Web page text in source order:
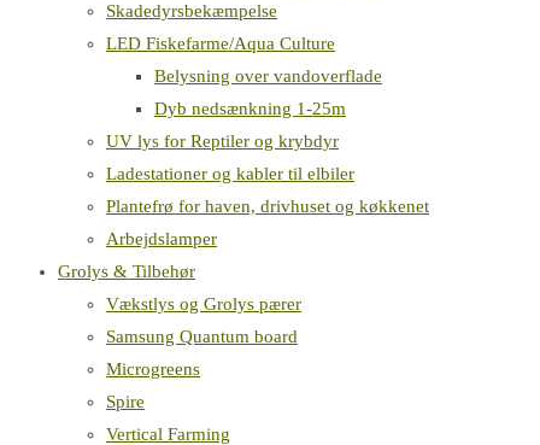
Skadedyrsbekæmpelse
LED Fiskefarme/Aqua Culture
Belysning over vandoverflade
Dyb nedsænkning 1-25m
UV lys for Reptiler og krybdyr
Ladestationer og kabler til elbiler
Plantefrø for haven, drivhuset og køkkenet
Arbejdslamper
Grolys & Tilbehør
Vækstlys og Grolys pærer
Samsung Quantum board
Microgreens
Spire
Vertical Farming